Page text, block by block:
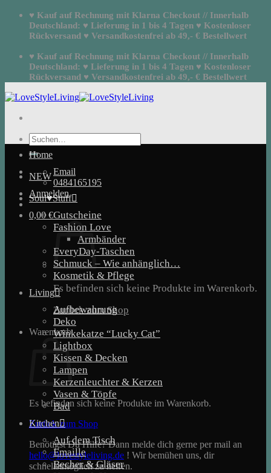
Zum
springen
♥ Kauf auf Rechnung mit Klarna Checkout // Innerhalb
Deutschland: ♥ Lieferung in 1 bis 4 Tagen ♥ Kostenloser
Rückversand ♥ Versandkostenfrei ab 49,- € Bestellwert
♥ Kauf auf Rechnung mit Klarna Checkout // Innerhalb
Deutschland: ♥ Lieferung in 1 bis 4 Tagen ♥ Kostenloser
Rückversand ♥ Versandkostenfrei ab 49,- € Bestellwert
Suchen
nach:
Email
0484165195
Anmelden
0,00€
Es befinden sich keine Produkte im Warenkorb.
Zurück zum Shop
Warenkorb
Es befinden sich keine Produkte im Warenkorb.
Zurück zum Shop
Benötigst Du Hilfe? Dann melde dich gerne per mail an
hello@lovestyleliving.de ! Wir bemühen uns, dir
schnellstmöglich zu helfen.
Home
NEW
Soul♥Stuff
Gutscheine
Fashion Love
Armbänder
EveryDay-Taschen
Schmuck – Wie anhänglich…
Kosmetik & Pflege
Living
Aufbewahrung
Deko
Winkekatze “Lucky Cat”
Lightbox
Kissen & Decken
Lampen
Kerzenleuchter & Kerzen
Vasen & Töpfe
Bad
Kitchen
Auf dem Tisch
Emaille
Becher & Gläser